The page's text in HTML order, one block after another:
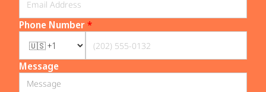
Phone Number*
Message